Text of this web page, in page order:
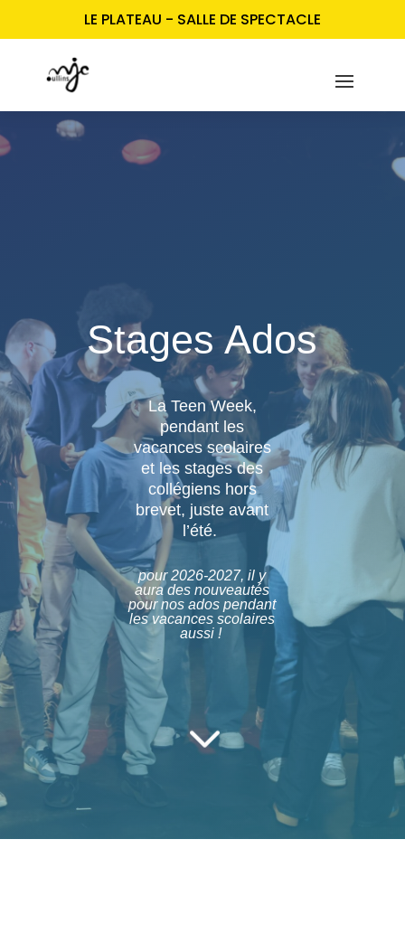
LE PLATEAU - SALLE DE SPECTACLE
Stages Ados
La Teen Week,
pendant les
vacances scolaires
et les stages des
collégiens hors
brevet, juste avant
l’été.
pour 2026-2027, il y
aura des nouveautés
pour nos ados pendant
les vacances scolaires
aussi !
3